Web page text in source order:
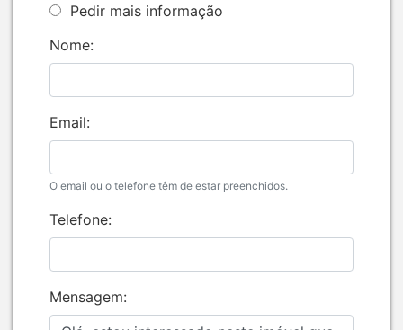
Pedir mais informação
Nome:
Email:
O email ou o telefone têm de estar preenchidos.
Telefone:
Mensagem: